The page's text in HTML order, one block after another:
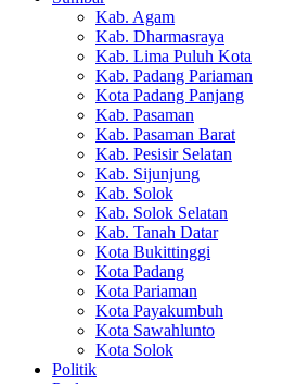
Kab. Agam
Kab. Dharmasraya
Kab. Lima Puluh Kota
Kab. Padang Pariaman
Kota Padang Panjang
Kab. Pasaman
Kab. Pasaman Barat
Kab. Pesisir Selatan
Kab. Sijunjung
Kab. Solok
Kab. Solok Selatan
Kab. Tanah Datar
Kota Bukittinggi
Kota Padang
Kota Pariaman
Kota Payakumbuh
Kota Sawahlunto
Kota Solok
Politik